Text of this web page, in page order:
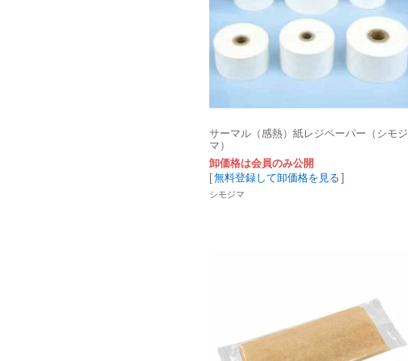
サーマル（感熱）紙レジペーパー（シモジ
マ）
卸価格は会員のみ公開
[無料登録して卸価格を見る ]
シモジマ